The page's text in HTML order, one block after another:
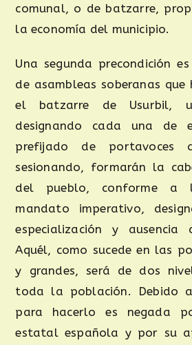
comunal, o de batzarre,
la economía del municipio.
Una segunda precondición
de asambleas soberanas que
el batzarre de Usurbil,
designando cada una de
prefijado de portavoces
sesionando, formarán la
del pueblo, conforme a
mandato imperativo,
especialización y ausencia
Aquél, como sucede en las
y grandes, será de dos
toda la población. Debido
para hacerlo es negada
estatal española y por su